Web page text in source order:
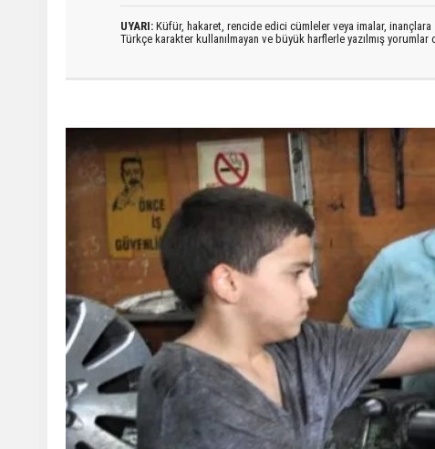
UYARI: Küfür, hakaret, rencide edici cümleler veya imalar, inançlara
Türkçe karakter kullanılmayan ve büyük harflerle yazılmış yorumlar